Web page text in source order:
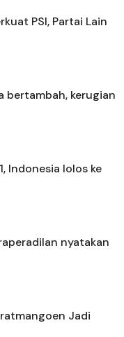
PSI, Partai Lain
bertambah, kerugian
Indonesia lolos ke
nyatakan
Jadi